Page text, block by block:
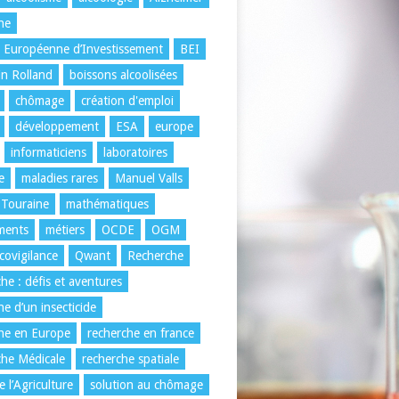
d’Investissement
BEI
Rolland
boissons alcoolisées
chômage
création d'emploi
développement
ESA
europe
informaticiens
laboratoires
maladies rares
Manuel Valls
mathématiques
métiers OCDE
OGM
Qwant
Recherche
: défis et aventures
d’un insecticide
en Europe
recherche en france
Médicale
recherche spatiale
l’Agriculture
solution au chômage